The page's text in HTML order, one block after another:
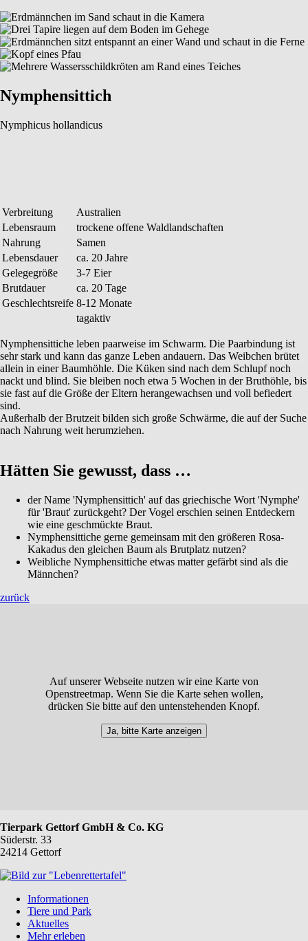
Nymphensittich
Nymphicus hollandicus
Verbreitung
Australien
Lebensraum
trockene offene Waldlandschaften
Nahrung
Samen
Lebensdauer
ca. 20 Jahre
Gelegegröße
3-7 Eier
Brutdauer
ca. 20 Tage
Geschlechtsreife 8-12 Monate
tagaktiv
Nymphensittiche leben paarweise im Schwarm. Die Paarbindung ist
sehr stark und kann das ganze Leben andauern. Das Weibchen brütet
allein in einer Baumhöhle. Die Küken sind nach dem Schlupf noch
nackt und blind. Sie bleiben noch etwa 5 Wochen in der Bruthöhle, bis
sie fast auf die Größe der Eltern herangewachsen und voll befiedert
sind.
Außerhalb der Brutzeit bilden sich große Schwärme, die auf der Suche
nach Nahrung weit herumziehen.
Hätten Sie gewusst, dass …
der Name 'Nymphensittich' auf das griechische Wort 'Nymphe'
für 'Braut' zurückgeht? Der Vogel erschien seinen Entdeckern
wie eine geschmückte Braut.
Nymphensittiche gerne gemeinsam mit den größeren Rosa-
Kakadus den gleichen Baum als Brutplatz nutzen?
Weibliche Nymphensittiche etwas matter gefärbt sind als die
Männchen?
zurück
Auf unserer Webseite nutzen wir eine Karte von
Openstreetmap. Wenn Sie die Karte sehen wollen,
drücken Sie bitte auf den untenstehenden Knopf.
Ja, bitte Karte anzeigen
Tierpark Gettorf GmbH & Co. KG
Süderstr. 33
24214 Gettorf
Navigation
überspringen
Informationen
Tiere und Park
Aktuelles
Mehr erleben